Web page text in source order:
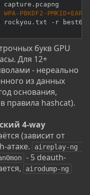
PBKDF2-
rockyou.txt -r
букв GPU
Для 12+
- нереально
из данных
основания,
правила hashcat).
4-way
(зависит от
атаке.
aireplay-ng
- 5 deauth-
airodump-ng